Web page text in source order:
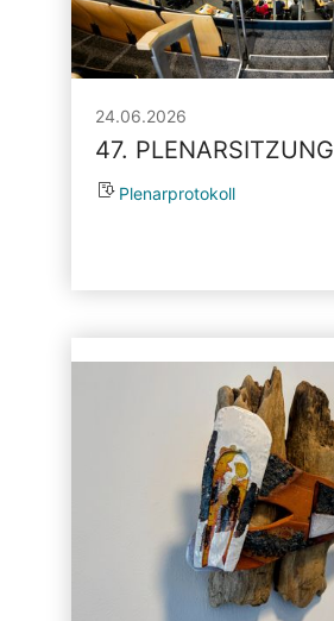
24.06.2026
47. PLENARSITZUNG
Plenarprotokoll